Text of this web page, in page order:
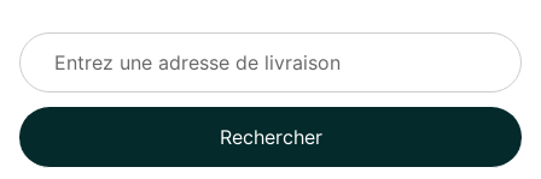
Rechercher